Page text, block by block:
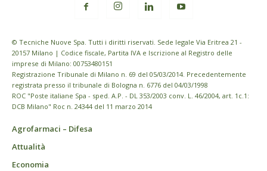
© Tecniche Nuove Spa. Tutti i diritti riservati. Sede legale Via Eritrea 21 -
20157 Milano | Codice fiscale, Partita IVA e Iscrizione al Registro delle
imprese di Milano: 00753480151
Registrazione Tribunale di Milano n. 69 del 05/03/2014. Precedentemente
registrata presso il tribunale di Bologna n. 6776 del 04/03/1998
ROC "Poste italiane Spa - sped. A.P. - DL 353/2003 conv. L. 46/2004, art. 1c.1:
DCB Milano" Roc n. 24344 del 11 marzo 2014
Agrofarmaci – Difesa
Attualità
Economia